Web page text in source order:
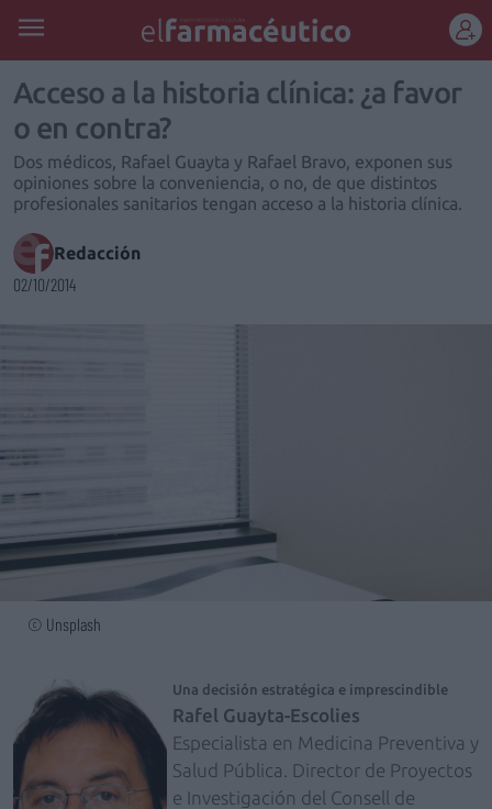
REGÍSTRATE
Acceso a la historia clínica: ¿a favor
o en contra?
Dos médicos, Rafael Guayta y Rafael Bravo, exponen sus
opiniones sobre la conveniencia, o no, de que distintos
profesionales sanitarios tengan acceso a la historia clínica.
Redacción
02/10/2014
© Unsplash
Una decisión estratégica e imprescindible
Rafel Guayta-Escolies
Especialista en Medicina Preventiva y
Salud Pública. Director de Proyectos
e Investigación del Consell de